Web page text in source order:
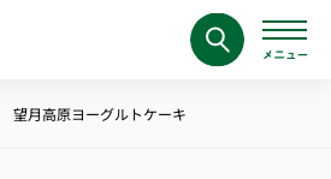
望月高原ヨーグルトケーキ